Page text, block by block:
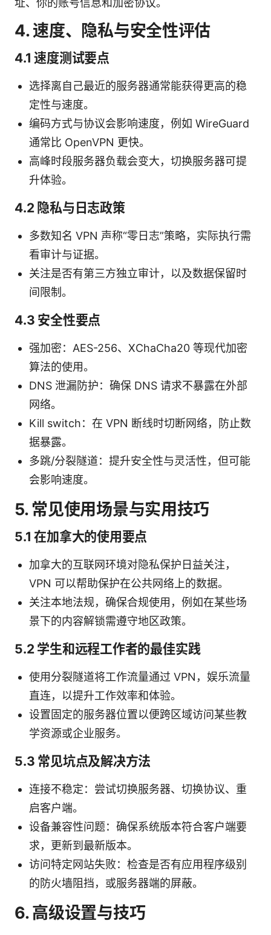
4. 速度、隐私与安全性评估
4.1 速度测试要点
选择离自己最近的服务器通常能获得更高的稳
定性与速度。
编码方式与协议会影响速度，例如 WireGuard
通常比 OpenVPN 更快。
高峰时段服务器负载会变大，切换服务器可提
升体验。
4.2 隐私与日志政策
多数知名 VPN 声称“零日志”策略，实际执行需
看审计与证据。
关注是否有第三方独立审计，以及数据保留时
间限制。
4.3 安全性要点
强加密：AES-256、XChaCha20 等现代加密
算法的使用。
DNS 泄漏防护：确保 DNS 请求不暴露在外部
网络。
Kill switch：在 VPN 断线时切断网络，防止数
据暴露。
多跳/分裂隧道：提升安全性与灵活性，但可能
会影响速度。
5. 常见使用场景与实用技巧
5.1 在加拿大的使用要点
加拿大的互联网环境对隐私保护日益关注，
VPN 可以帮助保护在公共网络上的数据。
关注本地法规，确保合规使用，例如在某些场
景下的内容解锁需遵守地区政策。
5.2 学生和远程工作者的最佳实践
使用分裂隧道将工作流量通过 VPN，娱乐流量
直连，以提升工作效率和体验。
设置固定的服务器位置以便跨区域访问某些教
学资源或企业服务。
5.3 常见坑点及解决方法
连接不稳定：尝试切换服务器、切换协议、重
启客户端。
设备兼容性问题：确保系统版本符合客户端要
求，更新到最新版本。
访问特定网站失败：检查是否有应用程序级别
的防火墙阻挡，或服务器端的屏蔽。
6. 高级设置与技巧